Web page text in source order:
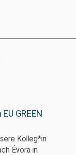
GREEN
Kolleg*in
Évora in